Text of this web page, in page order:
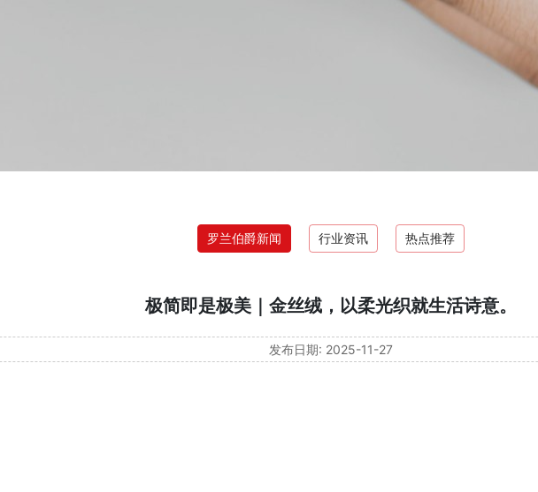
罗兰伯爵新闻 行业资讯 热点推荐
极简即是极美｜金丝绒，以柔光织就生活诗意。
发布日期: 2025-11-27